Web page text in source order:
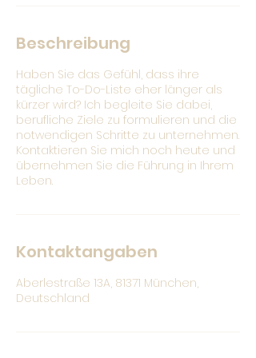
Beschreibung
Haben Sie das Gefühl, dass ihre
tägliche To-Do-Liste eher länger als
kürzer wird? Ich begleite Sie dabei,
berufliche Ziele zu formulieren und die
notwendigen Schritte zu unternehmen.
Kontaktieren Sie mich noch heute und
übernehmen Sie die Führung in Ihrem
Leben.
Kontaktangaben
Aberlestraße 13A, 81371 München,
Deutschland